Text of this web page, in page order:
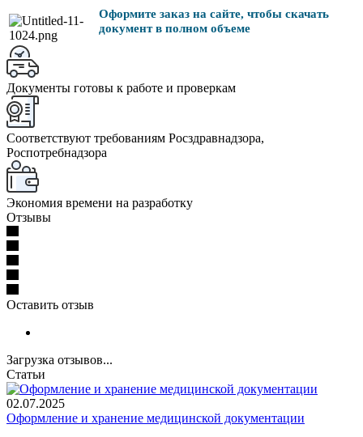
Оформите заказ на сайте, чтобы скачать
документ в полном объеме
Документы готовы к работе и проверкам
Соответствуют требованиям Росздравнадзора,
Роспотребнадзора
Экономия времени на разработку
Отзывы
Оставить отзыв
Загрузка отзывов...
Статьи
02.07.2025
Оформление и хранение медицинской документации